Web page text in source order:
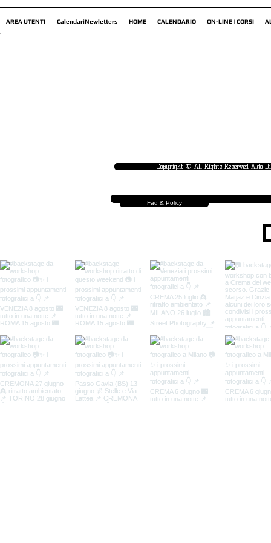
AREA UTENTI CalendariNewletters HOME CALENDARIO ON-LINE | CORSI
Faq & Policy
Copyright © All Rights Reserved Aldo